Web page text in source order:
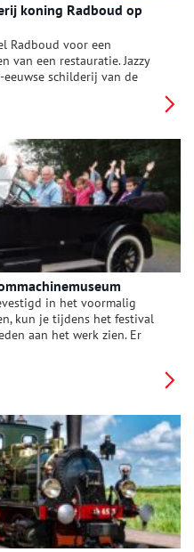
koning Radboud op
Radboud voor een
van een restauratie. Jazzy
schilderij van de
van dichtbij te
als ‘Hoe herstel je een
tegen tijdens een
achter het doek?’
in het voormalig
kun je tijdens het festival
aan het werk zien. Er
en nog veel meer.